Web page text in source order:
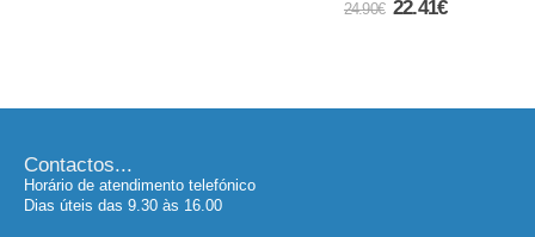
Contactos...
Horário de atendimento telefónico
Dias úteis das 9.30 às 16.00